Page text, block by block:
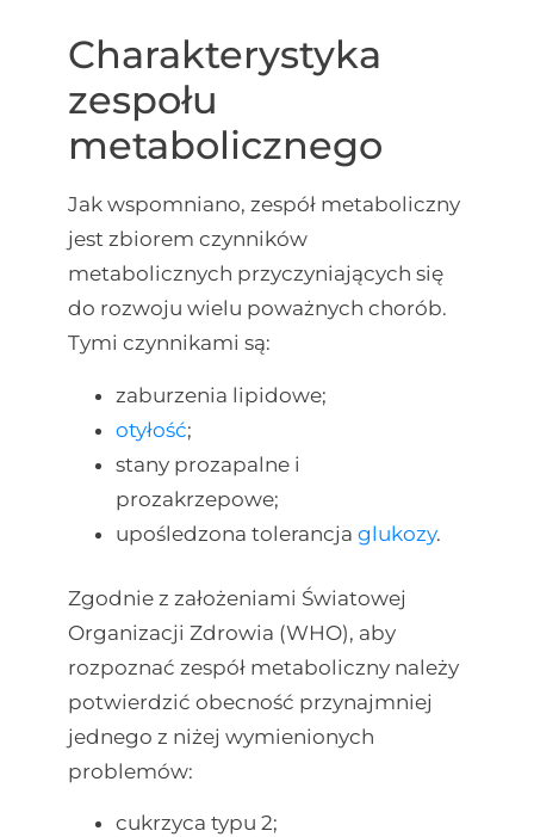
Charakterystyka
zespołu
metabolicznego
Jak wspomniano, zespół metaboliczny
jest zbiorem czynników
metabolicznych przyczyniających się
do rozwoju wielu poważnych chorób.
Tymi czynnikami są:
zaburzenia lipidowe;
otyłość;
stany prozapalne i
prozakrzepowe;
upośledzona tolerancja glukozy.
Zgodnie z założeniami Światowej
Organizacji Zdrowia (WHO), aby
rozpoznać zespół metaboliczny należy
potwierdzić obecność przynajmniej
jednego z niżej wymienionych
problemów:
cukrzyca typu 2;